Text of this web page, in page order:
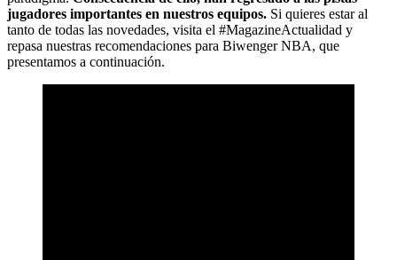
jugadores importantes en nuestros equipos. Si quieres estar al
tanto de todas las novedades, visita el #MagazineActualidad y
repasa nuestras recomendaciones para Biwenger NBA, que
presentamos a continuación.